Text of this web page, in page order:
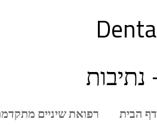
דף הבית רפואת שיניים